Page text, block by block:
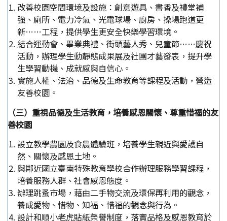
改善校園空間環境及設施：創意遊具、書香及禮堂補
強、廁所、電力冷氣、光電球場、廚房、操場跑道更
新……工程，提供學生更安全快樂學習環境。
結合運動會、畢業典禮、街頭藝人秀、兒童節……慶祝
活動，辦理學生動靜態成果展及社團才藝發表，提升學
生學習動機、成就感與自信心。
實施人權、法治、品德及生命教育等課程及活動，營造
友善校園。
（三）重視品德及生活教育，培養感恩關懷、尊重惜福的友
善校園
設立教學農園及食農體驗班，培養學生親近與愛護自
然、關懷及感恩土地。
與鄰近國立臺南特殊教育學校合作辦理服務學習課程，
培養服務人群、社會感恩態度。
辦理跳蚤市場，藉由二手物交流及環保再利用的觀念，
養成愛物、惜物、知福、惜福的觀念與行為。
設計和順小老虎貼紙榮譽制度，落實品格及感恩教育於